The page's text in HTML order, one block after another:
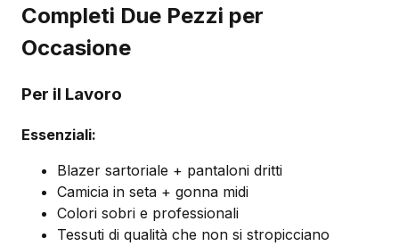
Completi Due Pezzi per
Occasione
Per il Lavoro
Essenziali:
Blazer sartoriale + pantaloni dritti
Camicia in seta + gonna midi
Colori sobri e professionali
Tessuti di qualità che non si stropicciano